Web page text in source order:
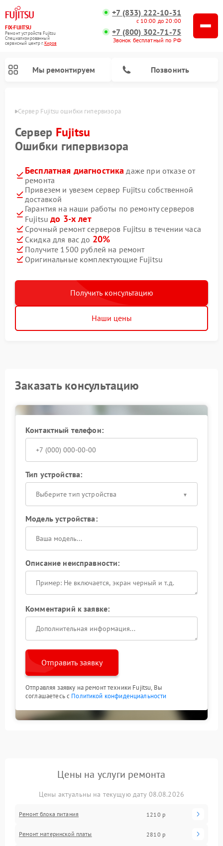
FIX-FUJITSU
Ремонт устройств Fujitsu
Специализированный
cервисный центр г.Киров
+7 (833) 222-10-31
с 10:00 до 20:00
+7 (800) 302-71-75
Звонок бесплатный по РФ
Мы ремонтируем Позвонить
Сервер Fujitsu ошибки гипервизора
Сервер Fujitsu
Ошибки гипервизора
Бесплатная диагностика даже при отказе от
ремонта
Привезем и увезем сервер Fujitsu собственной
доставкой
Гарантия на наши работы по ремонту серверов
Fujitsuдо 3-х лет
Срочный ремонт серверов Fujitsu в течении часа
Скидка для вас до 20%
Получите 1500 рублей на ремонт
Оригинальные комплектующие Fujitsu
Получить консультацию
Наши цены
Заказать консультацию
Контактный телефон:
Тип устройства:
Выберите тип устройства
Модель устройства:
Описание неисправности:
Комментарий к заявке:
Отправить заявку
Отправляя заявку на ремонт техники Fujitsu, Вы
соглашаетесь с Политикой конфиденциальности
Цены на услуги ремонта
Цены актуальны на текущую дату 08.08.2026
Ремонт блока питания 1210 р
Ремонт материнской платы 2810 р